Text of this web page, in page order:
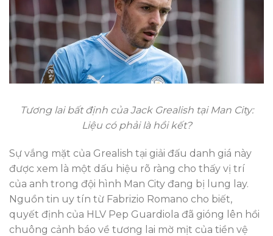
Tương lai bất định của Jack Grealish tại Man City:
Liệu có phải là hồi kết?
Sự vắng mặt của Grealish tại giải đấu danh giá này
được xem là một dấu hiệu rõ ràng cho thấy vị trí
của anh trong đội hình Man City đang bị lung lay.
Nguồn tin uy tín từ Fabrizio Romano cho biết,
quyết định của HLV Pep Guardiola đã gióng lên hồi
chuông cảnh báo về tương lai mờ mịt của tiền vệ